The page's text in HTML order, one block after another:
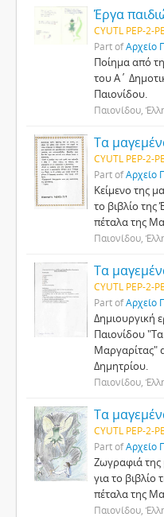
CYUTL PEP-2-
Part ofΑρχείο
Ποίημα από
του Α΄
Παιονίδου.
Παιονίδου,
CYUTL PEP-2-
Part ofΑρχείο
Κείμενο της
το βιβλίο
πέταλα της
Παιονίδου,
CYUTL PEP-2-
Part ofΑρχείο
Δημιουργική
Παιονίδου
Μαργαρίτας"
Δημητρίου.
Παιονίδου,
CYUTL PEP-2-
Part ofΑρχείο
Ζωγραφιά της
για το βιβλίο
πέταλα της
Παιονίδου,